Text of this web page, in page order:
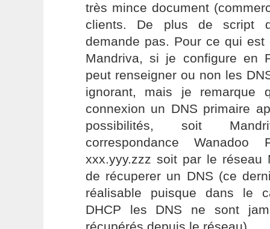
très mince document
clients. De plus de script
demande pas. Pour ce qui
Mandriva, si je configure en
peut renseigner ou non les
ignorant, mais je remarque
connexion un DNS primaire
possibilités, soit
correspondance
xxx.yyy.zzz soit par le réseau
de récuperer un DNS (ce
réalisable puisque dans le
DHCP les DNS ne sont